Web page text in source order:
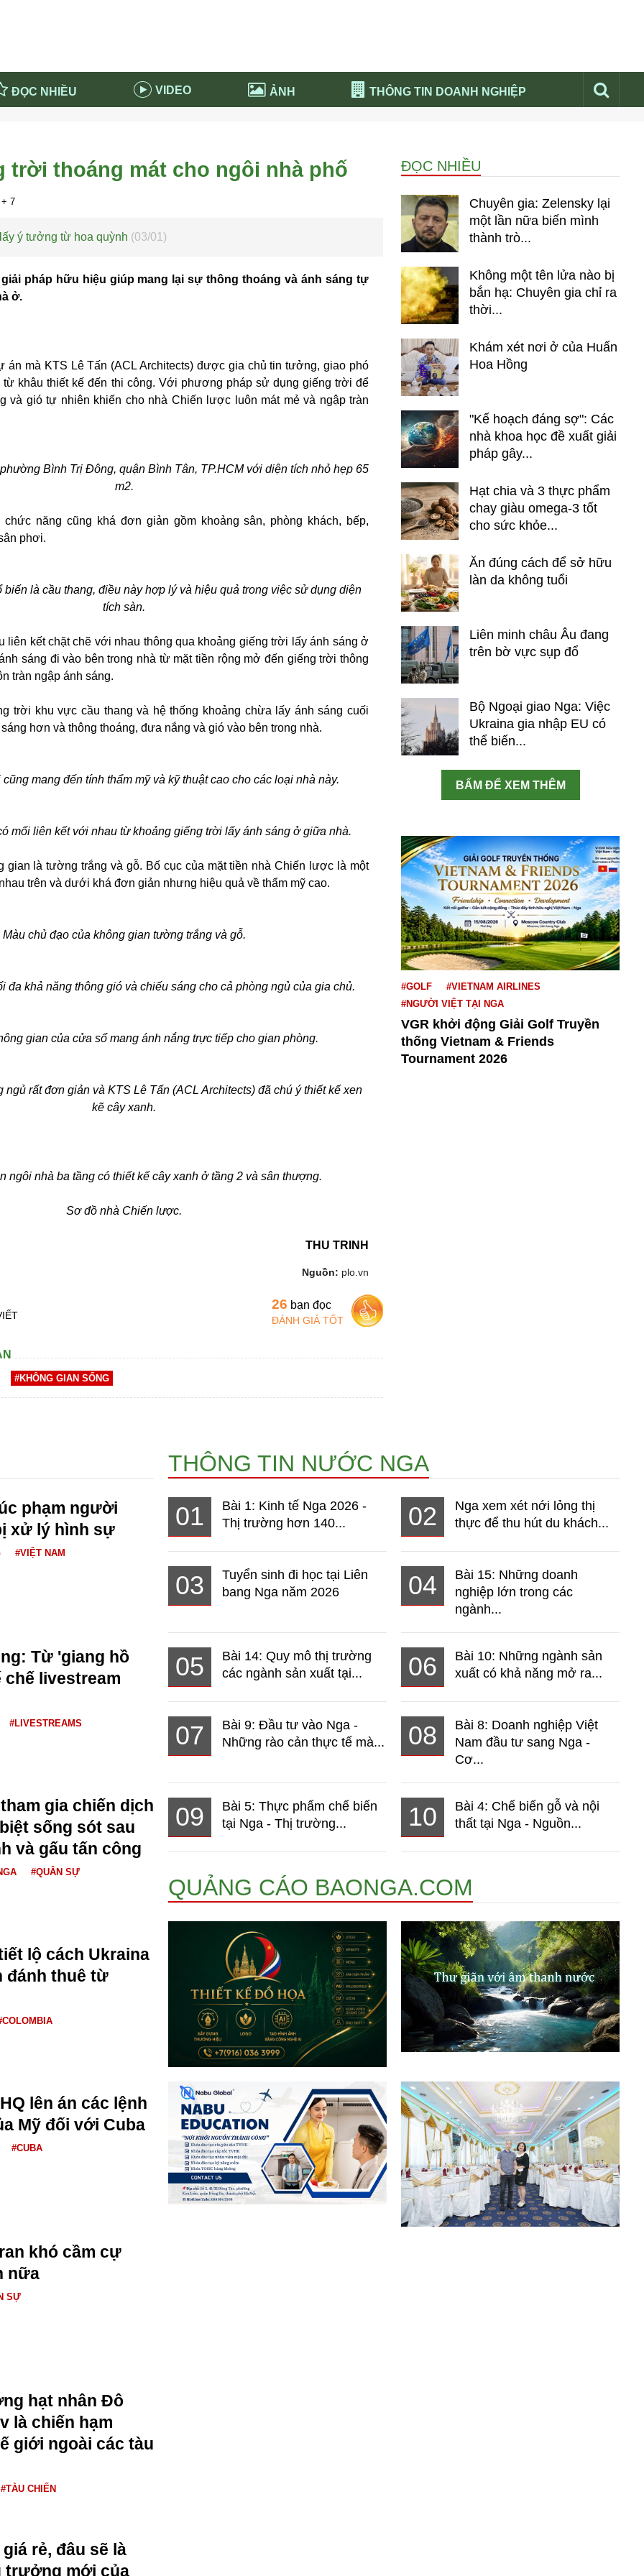
ĐỌC NHIỀU VIDEO ẢNH THÔNG TIN DOANH NGHIỆP
Nổi bật báo nga
Nga NABU EDUCATION
Thư viện media
nước Nga
Phân tích thị trường Nga 2026
trời thoáng mát cho ngôi nhà phố
7
ý tưởng từ hoa quỳnh (03/01)
pháp hữu hiệu giúp mang lại sự thông thoáng và ánh sáng tự
ở.
án mà KTS Lê Tấn (ACL Architects) được gia chủ tin tưởng, giao phó
từ khâu thiết kế đến thi công. Với phương pháp sử dụng giếng trời để
và gió tự nhiên khiến cho nhà Chiến lược luôn mát mẻ và ngập tràn
Bình Trị Đông, quận Bình Tân, TP.HCM với diện tích nhỏ hẹp 65
m2.
chức năng cũng khá đơn giản gồm khoảng sân, phòng khách, bếp,
phơi.
biến là cầu thang, điều này hợp lý và hiệu quả trong việc sử dụng diện
tích sàn.
liên kết chặt chẽ với nhau thông qua khoảng giếng trời lấy ánh sáng ở
sáng đi vào bên trong nhà từ mặt tiền rộng mở đến giếng trời thông
tràn ngập ánh sáng.
trời khu vực cầu thang và hệ thống khoảng chừa lấy ánh sáng cuối
hơn và thông thoáng, đưa nắng và gió vào bên trong nhà.
mang đến tính thẩm mỹ và kỹ thuật cao cho các loại nhà này.
mối liên kết với nhau từ khoảng giếng trời lấy ánh sáng ở giữa nhà.
gian là tường trắng và gỗ. Bố cục của mặt tiền nhà Chiến lược là một
trên và dưới khá đơn giản nhưng hiệu quả về thẩm mỹ cao.
Màu chủ đạo của không gian tường trắng và gỗ.
đa khả năng thông gió và chiếu sáng cho cả phòng ngủ của gia chủ.
gian của cửa sổ mang ánh nắng trực tiếp cho gian phòng.
ngủ rất đơn giản và KTS Lê Tấn (ACL Architects) đã chú ý thiết kế xen
kẽ cây xanh.
ngôi nhà ba tầng có thiết kế cây xanh ở tầng 2 và sân thượng.
Sơ đồ nhà Chiến lược.
THU TRINH
Nguồn: plo.vn
26 bạn đọc
ĐÁNH GIÁ TỐT
#KHÔNG GIAN SỐNG
ĐỌC NHIỀU
Chuyên gia: Zelensky lại
một lần nữa biến mình
thành trò...
Không một tên lửa nào bị
bắn hạ: Chuyên gia chỉ ra
thời...
Khám xét nơi ở của Huấn
Hoa Hồng
"Kế hoạch đáng sợ": Các
nhà khoa học đề xuất giải
pháp gây...
Hạt chia và 3 thực phẩm
chay giàu omega-3 tốt
cho sức khỏe...
Ăn đúng cách để sở hữu
làn da không tuổi
Liên minh châu Âu đang
trên bờ vực sụp đổ
Bộ Ngoại giao Nga: Việc
Ukraina gia nhập EU có
thể biến...
BẤM ĐỂ XEM THÊM
#GOLF
#VIETNAM AIRLINES
#NGƯỜI VIỆT TẠI NGA
VGR khởi động Giải Golf Truyền
thống Vietnam & Friends
Tournament 2026
phạm người
xử lý hình sự
#VIỆT NAM
Từ 'giang hồ
chế livestream
#LIVESTREAMS
gia chiến dịch
sống sót sau
và gấu tấn công
#QUÂN SỰ
lộ cách Ukraina
đánh thuê từ
lên án các lệnh
Mỹ đối với Cuba
#CUBA
khó cầm cự
nữa
SỰ
hạt nhân Đô
là chiến hạm
giới ngoài các tàu
#TÀU CHIẾN
rẻ, đâu sẽ là
trưởng mới của
THÔNG TIN NƯỚC NGA
01
Bài 1: Kinh tế Nga 2026 -
Thị trường hơn 140...
02
Nga xem xét nới lỏng thị
thực để thu hút du khách...
03
Tuyển sinh đi học tại Liên
bang Nga năm 2026
04
Bài 15: Những doanh
nghiệp lớn trong các
ngành...
05
Bài 14: Quy mô thị trường
các ngành sản xuất tại...
06
Bài 10: Những ngành sản
xuất có khả năng mở ra...
07
Bài 9: Đầu tư vào Nga -
Những rào cản thực tế mà...
08
Bài 8: Doanh nghiệp Việt
Nam đầu tư sang Nga -
Cơ...
09
Bài 5: Thực phẩm chế biến
tại Nga - Thị trường...
10
Bài 4: Chế biến gỗ và nội
thất tại Nga - Nguồn...
QUẢNG CÁO BAONGA.COM